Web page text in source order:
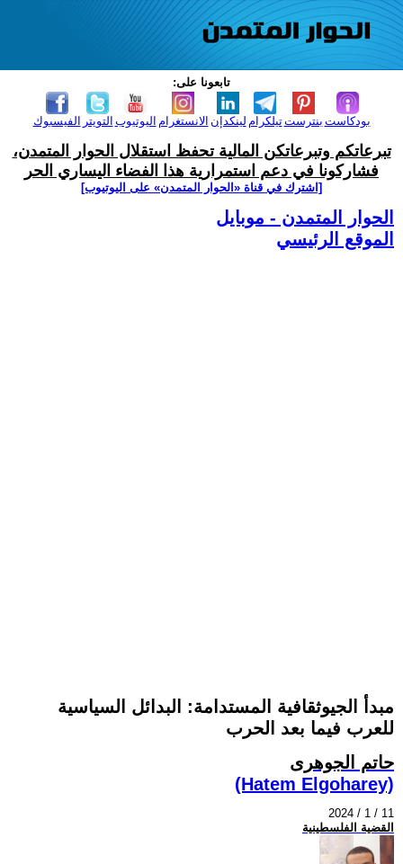
تابعونا على:
الفيسبوك التويتر اليوتيوب الانستغرام لينكدإن تيلكرامبنترست بودكاست
تبرعاتكم وتبرعاتكن المالية تحفظ استقلال الحوار المتمدن،
فشاركونا في دعم استمرارية هذا الفضاء اليساري الحر
[اشترك في قناة ‫«الحوار المتمدن» على اليوتيوب]
الحوار المتمدن - موبايل
الموقع الرئيسي
مبدأ الجيوثقافية المستدامة: البدائل السياسية
للعرب فيما بعد الحرب
حاتم الجوهرى
(Hatem Elgoharey)
2024 / 1 / 11
القضية الفلسطينية